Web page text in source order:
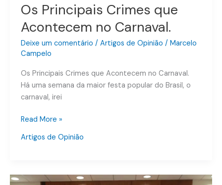
Os Principais Crimes que
Acontecem no Carnaval.
Deixe um comentário / Artigos de Opinião / Marcelo
Campelo
Os Principais Crimes que Acontecem no Carnaval.
Há uma semana da maior festa popular do Brasil, o
carnaval, irei
Read More »
Artigos de Opinião
O